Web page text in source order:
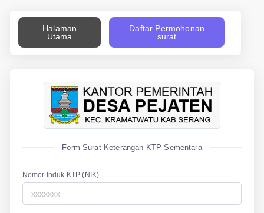
Halaman
Utama
Daftar Permohonan
surat
Form Surat Keterangan KTP Sementara
Nomor Induk KTP (NIK)